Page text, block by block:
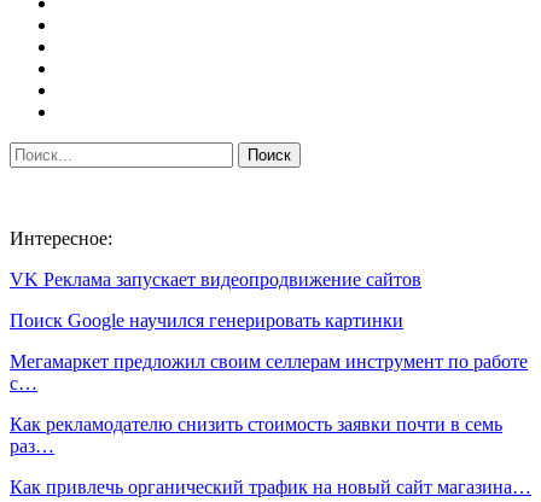
Интересное:
VK Реклама запускает видеопродвижение сайтов
Поиск Google научился генерировать картинки
Мегамаркет предложил своим селлерам инструмент по работе
с…
Как рекламодателю снизить стоимость заявки почти в семь
раз…
Как привлечь органический трафик на новый сайт магазина…